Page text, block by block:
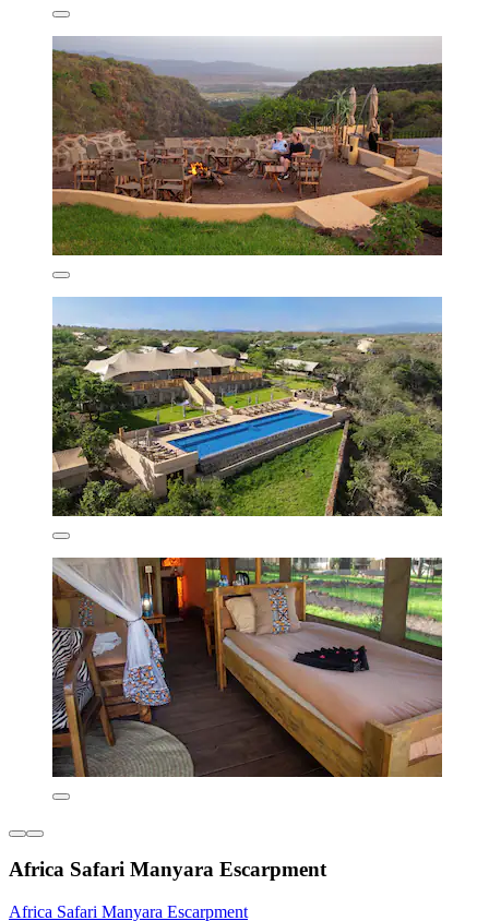
Africa Safari Manyara Escarpment
Africa Safari Manyara Escarpment